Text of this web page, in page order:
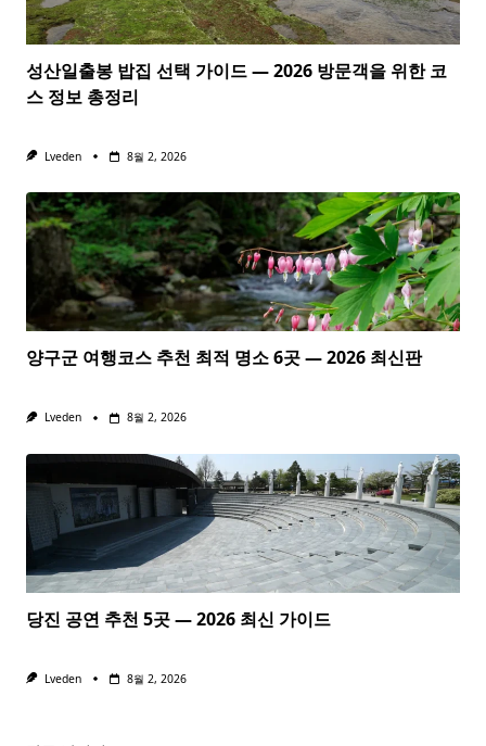
성산일출봉 밥집 선택 가이드 — 2026 방문객을 위한 코
스 정보 총정리
Lveden 8월 2, 2026
양구군 여행코스 추천 최적 명소 6곳 — 2026 최신판
Lveden 8월 2, 2026
당진 공연 추천 5곳 — 2026 최신 가이드
Lveden 8월 2, 2026